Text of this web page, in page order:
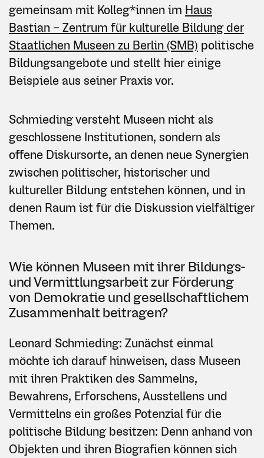
gemeinsam mit Kolleg*innen im Haus
Bastian – Zentrum für kulturelle Bildung der
Staatlichen Museen zu Berlin (SMB) politische
Bildungsangebote und stellt hier einige
Beispiele aus seiner Praxis vor.
Schmieding versteht Museen nicht als
geschlossene Institutionen, sondern als
offene Diskursorte, an denen neue Synergien
zwischen politischer, historischer und
kultureller Bildung entstehen können, und in
denen Raum ist für die Diskussion vielfältiger
Themen.
Wie können Museen mit ihrer Bildungs-
und Vermittlungsarbeit zur Förderung
von Demokratie und gesellschaftlichem
Zusammenhalt beitragen?
Leonard Schmieding: Zunächst einmal
möchte ich darauf hinweisen, dass Museen
mit ihren Praktiken des Sammelns,
Bewahrens, Erforschens, Ausstellens und
Vermittelns ein großes Potenzial für die
politische Bildung besitzen: Denn anhand von
Objekten und ihren Biografien können sich